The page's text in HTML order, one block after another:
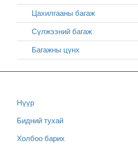
Цахилгааны багаж
Сүлжээний багаж
Багажны цүнх
Нүүр
Бидний тухай
Холбоо барих